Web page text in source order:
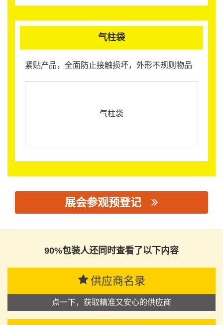
气柱袋
紧贴产品，全面防止接触损坏，外形不规则物品
气柱袋
展会参观预登记
90%包装人还同时查看了以下内容
供应商名录
点一下，获取精准又安心的供应商